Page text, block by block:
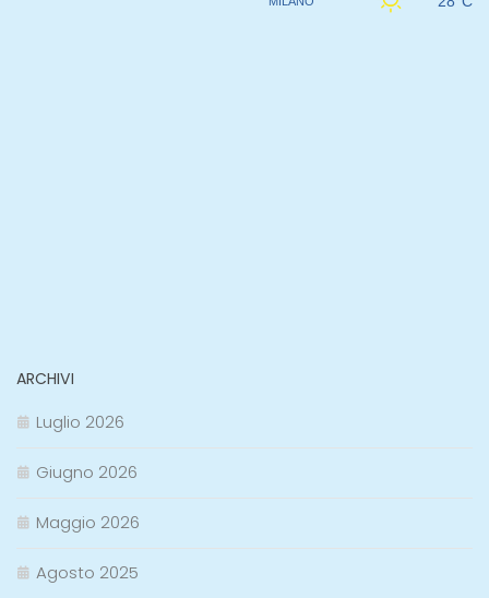
ARCHIVI
Luglio 2026
Giugno 2026
Maggio 2026
Agosto 2025